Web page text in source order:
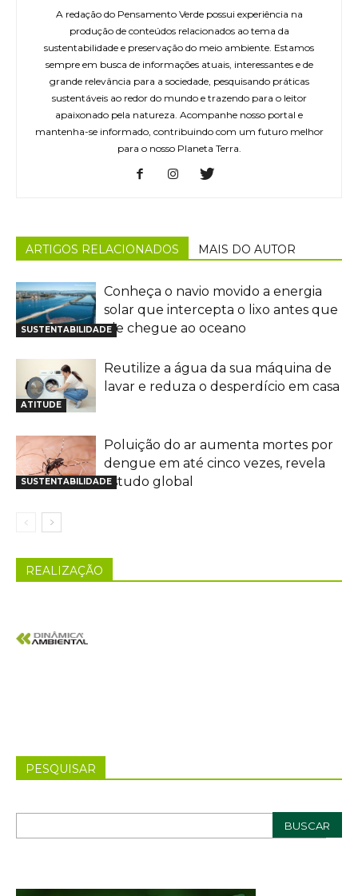
A redação do Pensamento Verde possui experiência na
produção de conteúdos relacionados ao tema da
sustentabilidade e preservação do meio ambiente. Estamos
sempre em busca de informações atuais, interessantes e de
grande relevância para a sociedade, pesquisando práticas
sustentáveis ao redor do mundo e trazendo para o leitor
apaixonado pela natureza. Acompanhe nosso portal e
mantenha-se informado, contribuindo com um futuro melhor
para o nosso Planeta Terra.
ARTIGOS RELACIONADOS MAIS DO AUTOR
SUSTENTABILIDADE
Conheça o navio movido a energia
solar que intercepta o lixo antes que
ele chegue ao oceano
ATITUDE
Reutilize a água da sua máquina de
lavar e reduza o desperdício em casa
SUSTENTABILIDADE
Poluição do ar aumenta mortes por
dengue em até cinco vezes, revela
estudo global
REALIZAÇÃO
PESQUISAR